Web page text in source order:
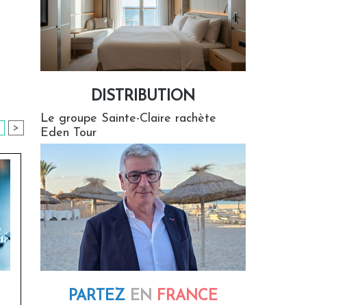
>
DISTRIBUTION
Le groupe Sainte-Claire rachète
Eden Tour
PARTEZ EN FRANCE